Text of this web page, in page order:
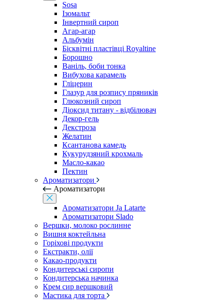
Sosa
Ізомальт
Інвертний сироп
Агар-агар
Альбумін
Бісквітні пластівці Royaltine
Борошно
Ваніль, боби тонка
Вибухова карамель
Гліцерин
Глазур для розпису пряників
Глюкозний сироп
Діоксид титану - відбілювач
Декор-гель
Декстроза
Желатин
Ксантанова камедь
Кукурудзяний крохмаль
Масло-какао
Пектин
Ароматизатори
Ароматизатори
Ароматизатори Ja Latarte
Ароматизатори Slado
Вершки, молоко рослинне
Вишня коктейльна
Горіхові продукти
Екстракти, олії
Какао-продукти
Кондитерські сиропи
Кондитерська начинка
Крем сир вершковий
Мастика для торта